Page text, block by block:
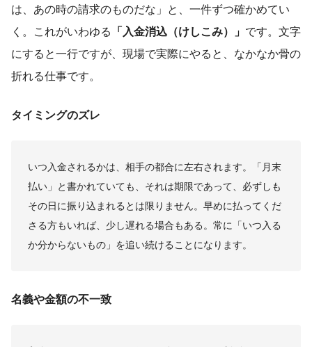
は、あの時の請求のものだな」と、一件ずつ確かめてい
く。これがいわゆる 「入金消込（けしこみ）」 です。文字
にすると一行ですが、現場で実際にやると、なかなか骨の
折れる仕事です。
タイミングのズレ
いつ入金されるかは、相手の都合に左右されます。「月末
払い」と書かれていても、それは期限であって、必ずしも
その日に振り込まれるとは限りません。早めに払ってくだ
さる方もいれば、少し遅れる場合もある。常に「いつ入る
か分からないもの」を追い続けることになります。
名義や金額の不一致